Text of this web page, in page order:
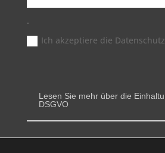
.
Ich akzeptiere die
Lesen Sie mehr über die
DSGVO